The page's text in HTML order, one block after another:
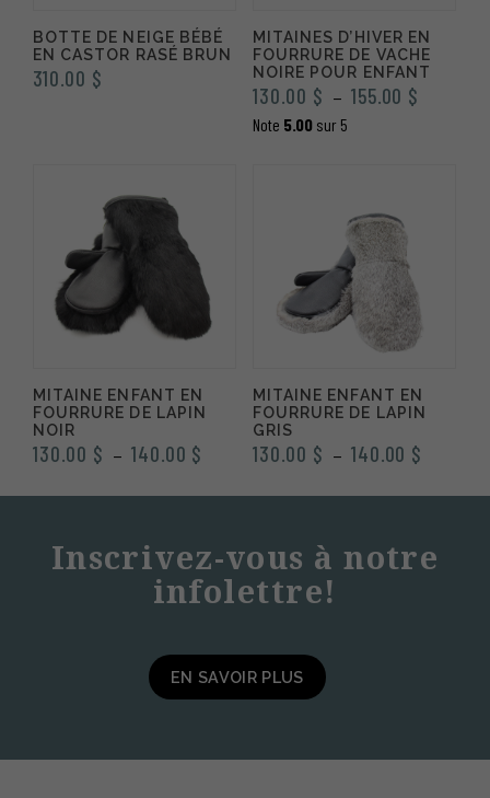
BOTTE DE NEIGE BÉBÉ
EN CASTOR RASÉ BRUN
310.00 $
MITAINES D’HIVER EN
FOURRURE DE VACHE
NOIRE POUR ENFANT
130.00 $ – 155.00 $
Note 5.00sur 5
MITAINE ENFANT EN
FOURRURE DE LAPIN
NOIR
130.00 $ – 140.00 $
prix :
à
140.00 $
MITAINE ENFANT EN
FOURRURE DE LAPIN
GRIS
130.00 $ – 140.00 $
prix :
à
Inscrivez-vous à notre
infolettre!
EN SAVOIR PLUS